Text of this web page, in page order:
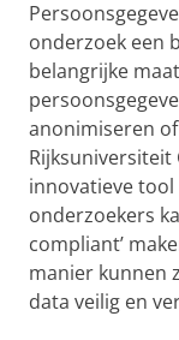
onderzoek een
belangrijke
anonimiseren
Rijksuniversiteit
innovatieve
onderzoekers
compliant’
manier kunnen
data veilig en